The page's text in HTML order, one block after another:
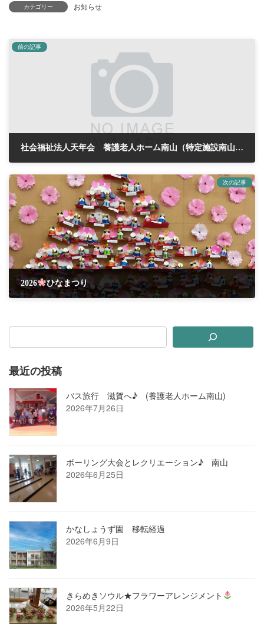
カテゴリー お知らせ
前の記事
社会福祉法人天年会 養護老人ホーム南山（特定施設南山）見守りシステム・無線LAN構築事業 一般競争入札
次の記事
2026 ひなまつり
最近の投稿
バス旅行 滋賀へ♪ (養護老人ホーム南山)
2026年7月26日
ボーリング大会とレクリエーション♪ 南山
2026年6月25日
かなしょうず園 移転経過
2026年6月9日
きらめきソウル★フラワーアレンジメント
2026年5月22日